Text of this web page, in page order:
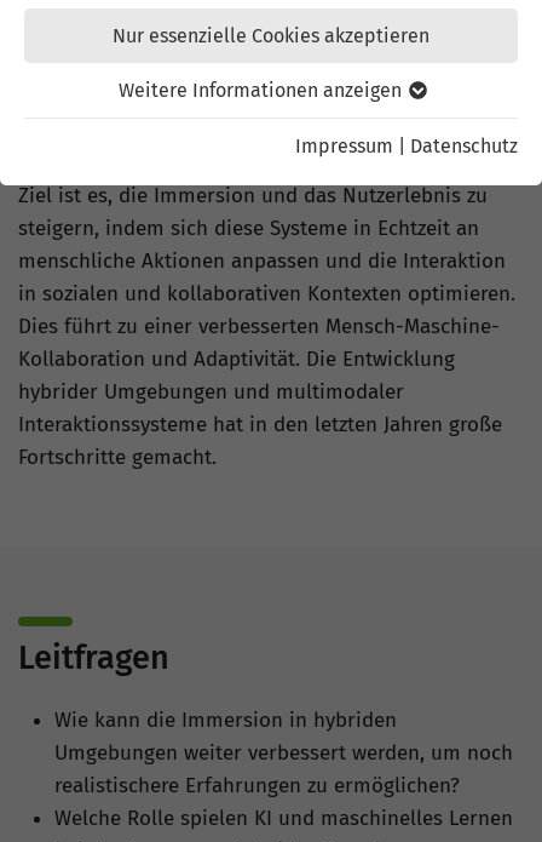
Nur essenzielle Cookies akzeptieren
Weitere Informationen anzeigen
Impressum Datenschutz
Multimodale Interaktionen und Embodiment in
Verschmelzung virtueller und realer Welten durch
Ganzkörperdarstellungen und digitalen Zwillingen.
Ziel ist es, die Immersion und das Nutzerlebnis zu
steigern, indem sich diese Systeme in Echtzeit an
menschliche Aktionen anpassen und die Interaktion
in sozialen und kollaborativen Kontexten optimieren.
Dies führt zu einer verbesserten Mensch-Maschine-
Kollaboration und Adaptivität. Die Entwicklung
hybrider Umgebungen und multimodaler
Interaktionssysteme hat in den letzten Jahren große
Fortschritte gemacht.
Leitfragen
Wie kann die Immersion in hybriden
Umgebungen weiter verbessert werden, um noch
realistischere Erfahrungen zu ermöglichen?
Welche Rolle spielen KI und maschinelles Lernen